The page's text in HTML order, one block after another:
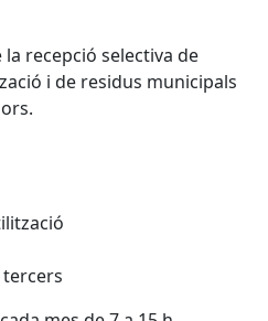
recepció selectiva de
i de residus municipals